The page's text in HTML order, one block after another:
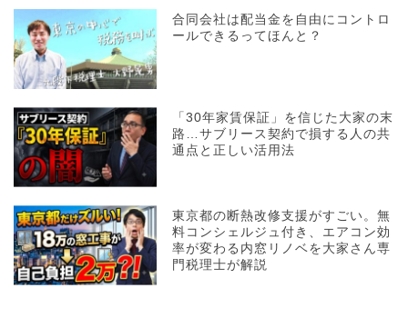
合同会社は配当金を自由にコントロ
ールできるってほんと？
「30年家賃保証」を信じた大家の末
路…サブリース契約で損する人の共
通点と正しい活用法
東京都の断熱改修支援がすごい。無
料コンシェルジュ付き、エアコン効
率が変わる内窓リノベを大家さん専
門税理士が解説